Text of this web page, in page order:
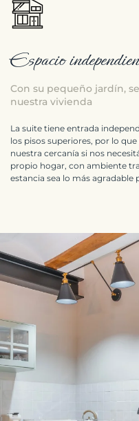
Espacio
Con su pequeño jardín,
nuestra vivienda
La suite tiene entrada
los pisos superiores, por lo
nuestra cercanía si nos
propio hogar, con ambiente
estancia sea lo más agradable